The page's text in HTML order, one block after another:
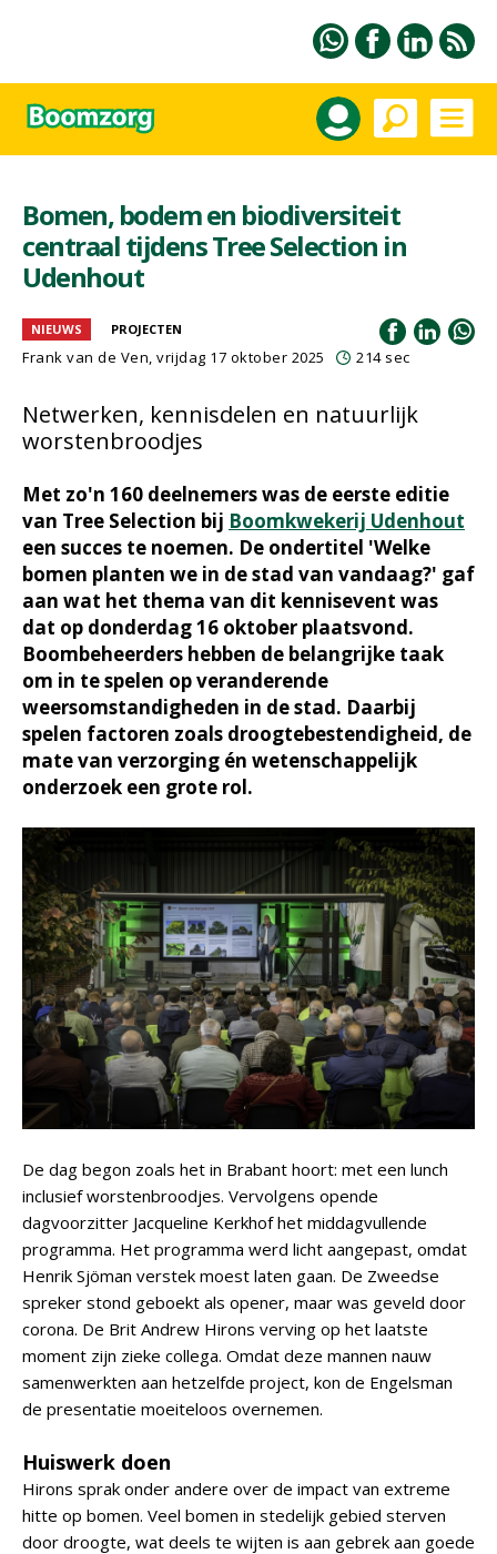
Bomen, bodem en biodiversiteit
centraal tijdens Tree Selection in
Udenhout
NIEUWS PROJECTEN
Frank van de Ven, vrijdag 17 oktober 2025 214 sec
Netwerken, kennisdelen en natuurlijk
worstenbroodjes
Met zo'n 160 deelnemers was de eerste editie
van Tree Selection bij Boomkwekerij Udenhout
een succes te noemen. De ondertitel 'Welke
bomen planten we in de stad van vandaag?' gaf
aan wat het thema van dit kennisevent was
dat op donderdag 16 oktober plaatsvond.
Boombeheerders hebben de belangrijke taak
om in te spelen op veranderende
weersomstandigheden in de stad. Daarbij
spelen factoren zoals droogtebestendigheid, de
mate van verzorging én wetenschappelijk
onderzoek een grote rol.
De dag begon zoals het in Brabant hoort: met een lunch
inclusief worstenbroodjes. Vervolgens opende
dagvoorzitter Jacqueline Kerkhof het middagvullende
programma. Het programma werd licht aangepast, omdat
Henrik Sjöman verstek moest laten gaan. De Zweedse
spreker stond geboekt als opener, maar was geveld door
corona. De Brit Andrew Hirons verving op het laatste
moment zijn zieke collega. Omdat deze mannen nauw
samenwerkten aan hetzelfde project, kon de Engelsman
de presentatie moeiteloos overnemen.
Huiswerk doen
Hirons sprak onder andere over de impact van extreme
hitte op bomen. Veel bomen in stedelijk gebied sterven
door droogte, wat deels te wijten is aan gebrek aan goede